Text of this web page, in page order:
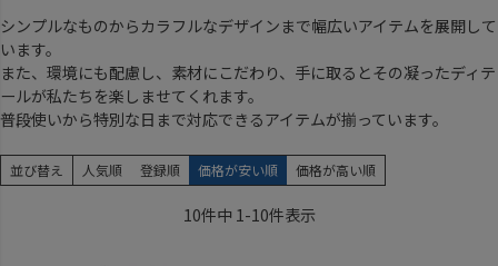
シンプルなものからカラフルなデザインまで幅広いアイテムを展開して
います。
また、環境にも配慮し、素材にこだわり、手に取るとその凝ったディテ
ールが私たちを楽しませてくれます。
普段使いから特別な日まで対応できるアイテムが揃っています。
並び替え 人気順 登録順 価格が安い順 価格が高い順
10件中 1-10件表示